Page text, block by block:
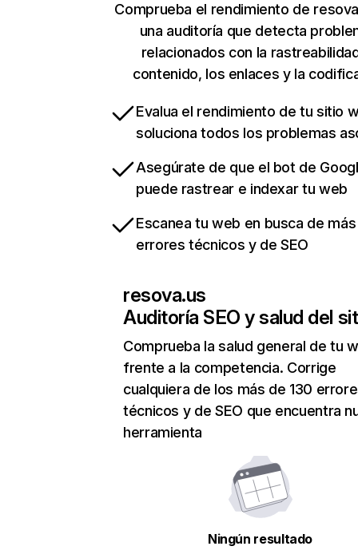
Comprueba el rendimiento de
una auditoría que detecta
relacionados con la
contenido, los enlaces y la
Evalua el rendimiento de tu sitio
soluciona todos los problemas
Asegúrate de que el bot de
puede rastrear e indexar tu web
Escanea tu web en busca de
errores técnicos y de SEO
resova.us
Auditoría SEO y salud del
Comprueba la salud general de tu
frente a la competencia. Corrige
cualquiera de los más de 130
técnicos y de SEO que encuentra
herramienta
Ningún resultado